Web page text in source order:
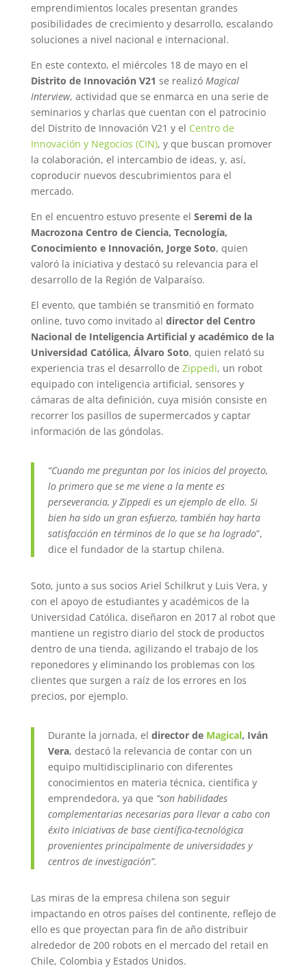
emprendimientos locales presentan grandes
posibilidades de crecimiento y desarrollo, escalando
soluciones a nivel nacional e internacional.
En este contexto, el miércoles 18 de mayo en el
Distrito de Innovación V21 se realizó Magical
Interview, actividad que se enmarca en una serie de
seminarios y charlas que cuentan con el patrocinio
del Distrito de Innovación V21 y el Centro de
Innovación y Negocios (CIN), y que buscan promover
la colaboración, el intercambio de ideas, y, así,
coproducir nuevos descubrimientos para el
mercado.
En el encuentro estuvo presente el Seremi de la
Macrozona Centro de Ciencia, Tecnología,
Conocimiento e Innovación, Jorge Soto, quien
valoró la iniciativa y destacó su relevancia para el
desarrollo de la Región de Valparaíso.
El evento, que también se transmitió en formato
online, tuvo como invitado al director del Centro
Nacional de Inteligencia Artificial y académico de la
Universidad Católica, Álvaro Soto, quien relató su
experiencia tras el desarrollo de Zippedi, un robot
equipado con inteligencia artificial, sensores y
cámaras de alta definición, cuya misión consiste en
recorrer los pasillos de supermercados y captar
información de las góndolas.
“Cuando me preguntan por los inicios del proyecto,
lo primero que se me viene a la mente es
perseverancia, y Zippedi es un ejemplo de ello. Si
bien ha sido un gran esfuerzo, también hay harta
satisfacción en términos de lo que se ha logrado”,
dice el fundador de la startup chilena.
Soto, junto a sus socios Ariel Schilkrut y Luis Vera, y
con el apoyo de estudiantes y académicos de la
Universidad Católica, diseñaron en 2017 al robot que
mantiene un registro diario del stock de productos
dentro de una tienda, agilizando el trabajo de los
reponedores y eliminando los problemas con los
clientes que surgen a raíz de los errores en los
precios, por ejemplo.
Durante la jornada, el director de Magical, Iván
Vera, destacó la relevancia de contar con un
equipo multidisciplinario con diferentes
conocimientos en materia técnica, científica y
emprendedora, ya que “son habilidades
complementarias necesarias para llevar a cabo con
éxito iniciativas de base científica-tecnológica
provenientes principalmente de universidades y
centros de investigación”.
Las miras de la empresa chilena son seguir
impactando en otros países del continente, reflejo de
ello es que proyectan para fin de año distribuir
alrededor de 200 robots en el mercado del retail en
Chile, Colombia y Estados Unidos.